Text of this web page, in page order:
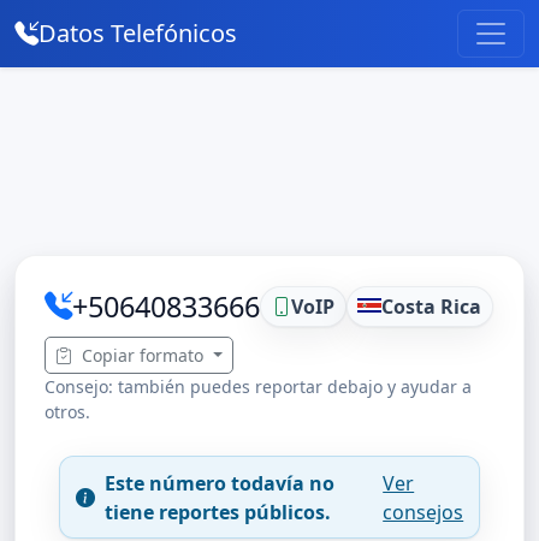
Datos Telefónicos
+50640833666 VoIP Costa Rica
Copiar formato
Consejo: también puedes reportar debajo y ayudar a
otros.
Este número todavía no
tiene reportes públicos.
Ver
consejos